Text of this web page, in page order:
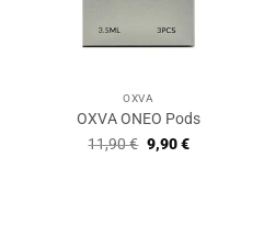
OXVA
OXVA ONEO Pods
11,90€ Ursprünglicher
Preis
9,90€Aktueller